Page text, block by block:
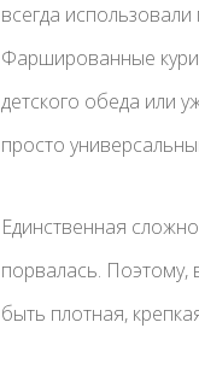
всегда
Фаршированные
детского обеда или
просто
Единственная
порвалась. Поэтому,
быть плотная,